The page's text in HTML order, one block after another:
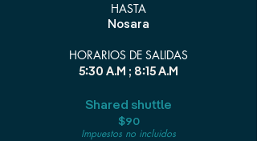
HASTA
Nosara
HORARIOS DE SALIDAS
5:30 A.M ; 8:15 A.M
Shared shuttle
$90
Impuestos no incluidos